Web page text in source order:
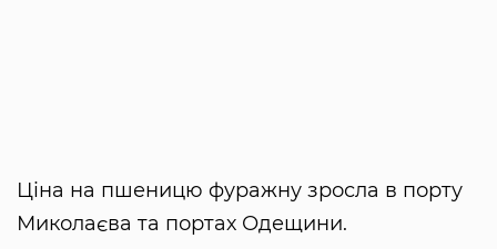
Ціна на пшеницю фуражну зросла в порту
Миколаєва та портах Одещини.